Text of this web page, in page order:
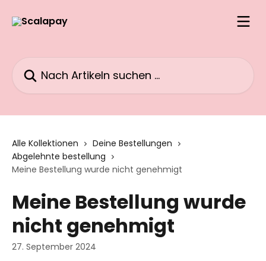
Alle Kollektionen
Deine Bestellungen
Abgelehnte bestellung
Meine Bestellung wurde nicht genehmigt
Meine Bestellung wurde
nicht genehmigt
27. September 2024